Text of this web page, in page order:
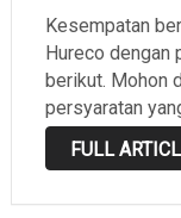
Kesempatan
Hureco dengan
berikut. Mohon
persyaratan
melamar.
FULL